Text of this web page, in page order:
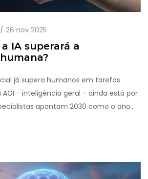
26 nov 2025
IA superará a
já supera humanos em tarefas
- inteligência geral - ainda está por
apontam 2030 como o ano
mudança.